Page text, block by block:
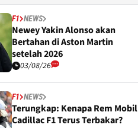
F1 NEWS
Newey Yakin Alonso akan
Bertahan di Aston Martin
setelah 2026
03/08/26
F1 NEWS
Terungkap: Kenapa Rem Mobil
Cadillac F1 Terus Terbakar?